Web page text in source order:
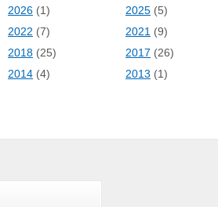
2026 (1) 2025 (5)
2022 (7) 2021 (9)
2018 (25) 2017 (26)
2014 (4) 2013 (1)